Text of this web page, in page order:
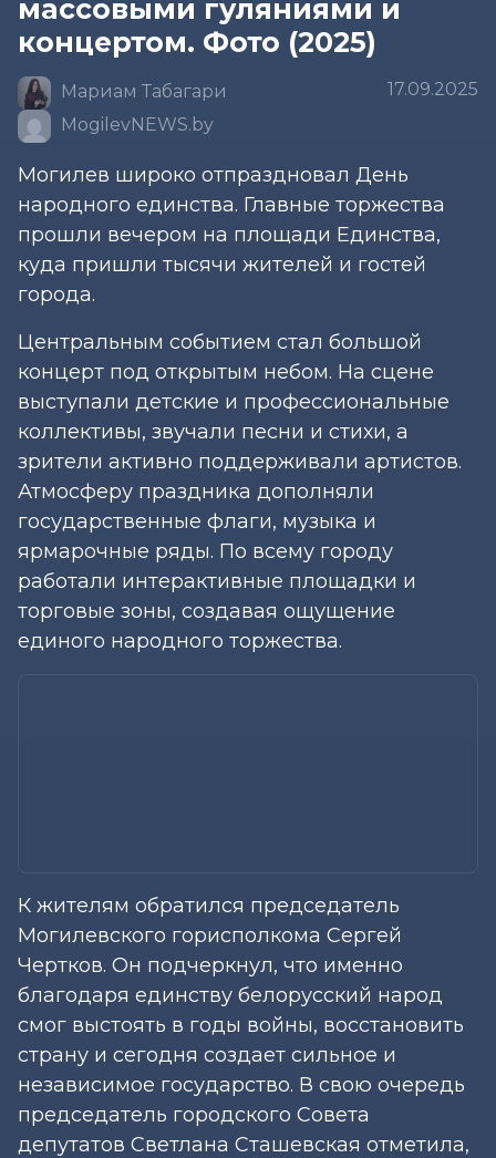
массовыми гуляниями и
концертом. Фото (2025)
Мариам Табагари
MogilevNEWS.by
17.09.2025
Могилев широко отпраздновал День
народного единства. Главные торжества
прошли вечером на площади Единства,
куда пришли тысячи жителей и гостей
города.
Центральным событием стал большой
концерт под открытым небом. На сцене
выступали детские и профессиональные
коллективы, звучали песни и стихи, а
зрители активно поддерживали артистов.
Атмосферу праздника дополняли
государственные флаги, музыка и
ярмарочные ряды. По всему городу
работали интерактивные площадки и
торговые зоны, создавая ощущение
единого народного торжества.
К жителям обратился председатель
Могилевского горисполкома Сергей
Чертков. Он подчеркнул, что именно
благодаря единству белорусский народ
смог выстоять в годы войны, восстановить
страну и сегодня создает сильное и
независимое государство. В свою очередь
председатель городского Совета
депутатов Светлана Сташевская отметила,